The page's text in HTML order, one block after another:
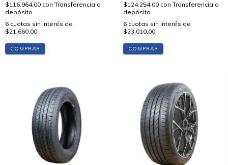
$116.964,00 con Transferencia o
depósito
6 cuotas sin interés de
$21.660,00
COMPRAR
$124.254,00 con Transferencia o
depósito
6 cuotas sin interés de
$23.010,00
COMPRAR